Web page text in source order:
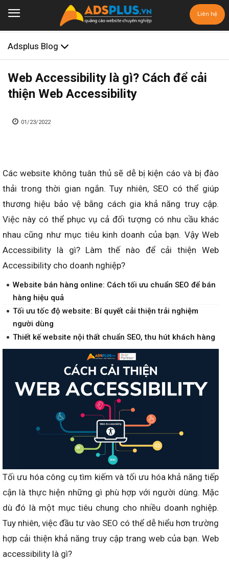
Liên hệ
Adsplus Blog
Web Accessibility là gì? Cách để cải
thiện Web Accessibility
01/23/2022
Các website không tuân thủ sẽ dễ bị kiện cáo và bị đào
thải trong thời gian ngắn. Tuy nhiên, SEO có thể giúp
thương hiệu bảo vệ bằng cách gia khả năng truy cập.
Việc này có thể phục vụ cả đối tượng có nhu cầu khác
nhau cũng như mục tiêu kinh doanh của bạn. Vậy Web
Accessibility là gì? Làm thế nào để cải thiện Web
Accessibility cho doanh nghiệp?
Website bán hàng online: Cách tối ưu chuẩn SEO để bán
hàng hiệu quả
Tối ưu tốc độ website: Bí quyết cải thiện trải nghiệm
người dùng
Thiết kế website nội thất chuẩn SEO, thu hút khách hàng
Tối ưu hóa công cụ tìm kiếm và tối ưu hóa khả năng tiếp
cận là thực hiện những gì phù hợp với người dùng. Mặc
dù đó là một mục tiêu chung cho nhiều doanh nghiệp.
Tuy nhiên, việc đầu tư vào SEO có thể dễ hiểu hơn trường
hợp cải thiện khả năng truy cập trang web của bạn. Web
accessibility là gì?